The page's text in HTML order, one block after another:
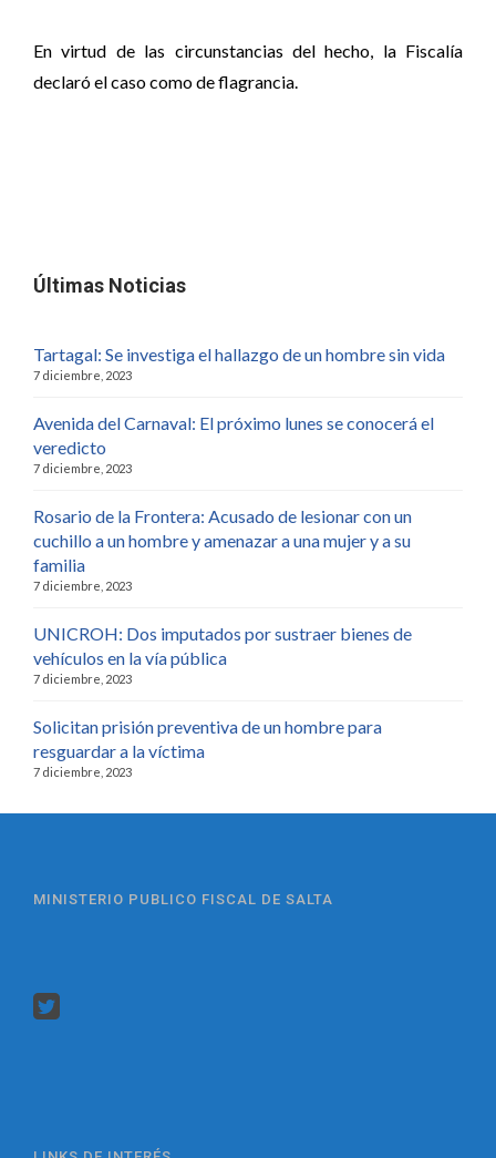
En virtud de las circunstancias del hecho, la Fiscalía
declaró el caso como de flagrancia.
Últimas Noticias
Tartagal: Se investiga el hallazgo de un hombre sin vida
7 diciembre, 2023
Avenida del Carnaval: El próximo lunes se conocerá el
veredicto
7 diciembre, 2023
Rosario de la Frontera: Acusado de lesionar con un
cuchillo a un hombre y amenazar a una mujer y a su
familia
7 diciembre, 2023
UNICROH: Dos imputados por sustraer bienes de
vehículos en la vía pública
7 diciembre, 2023
Solicitan prisión preventiva de un hombre para
resguardar a la víctima
7 diciembre, 2023
MINISTERIO PUBLICO FISCAL DE SALTA